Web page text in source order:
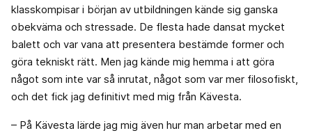
klasskompisar i början av utbildningen kände sig ganska
obekväma och stressade. De flesta hade dansat mycket
balett och var vana att presentera bestämde former och
göra tekniskt rätt. Men jag kände mig hemma i att göra
något som inte var så inrutat, något som var mer filosofiskt,
och det fick jag definitivt med mig från Kävesta.
– På Kävesta lärde jag mig även hur man arbetar med en